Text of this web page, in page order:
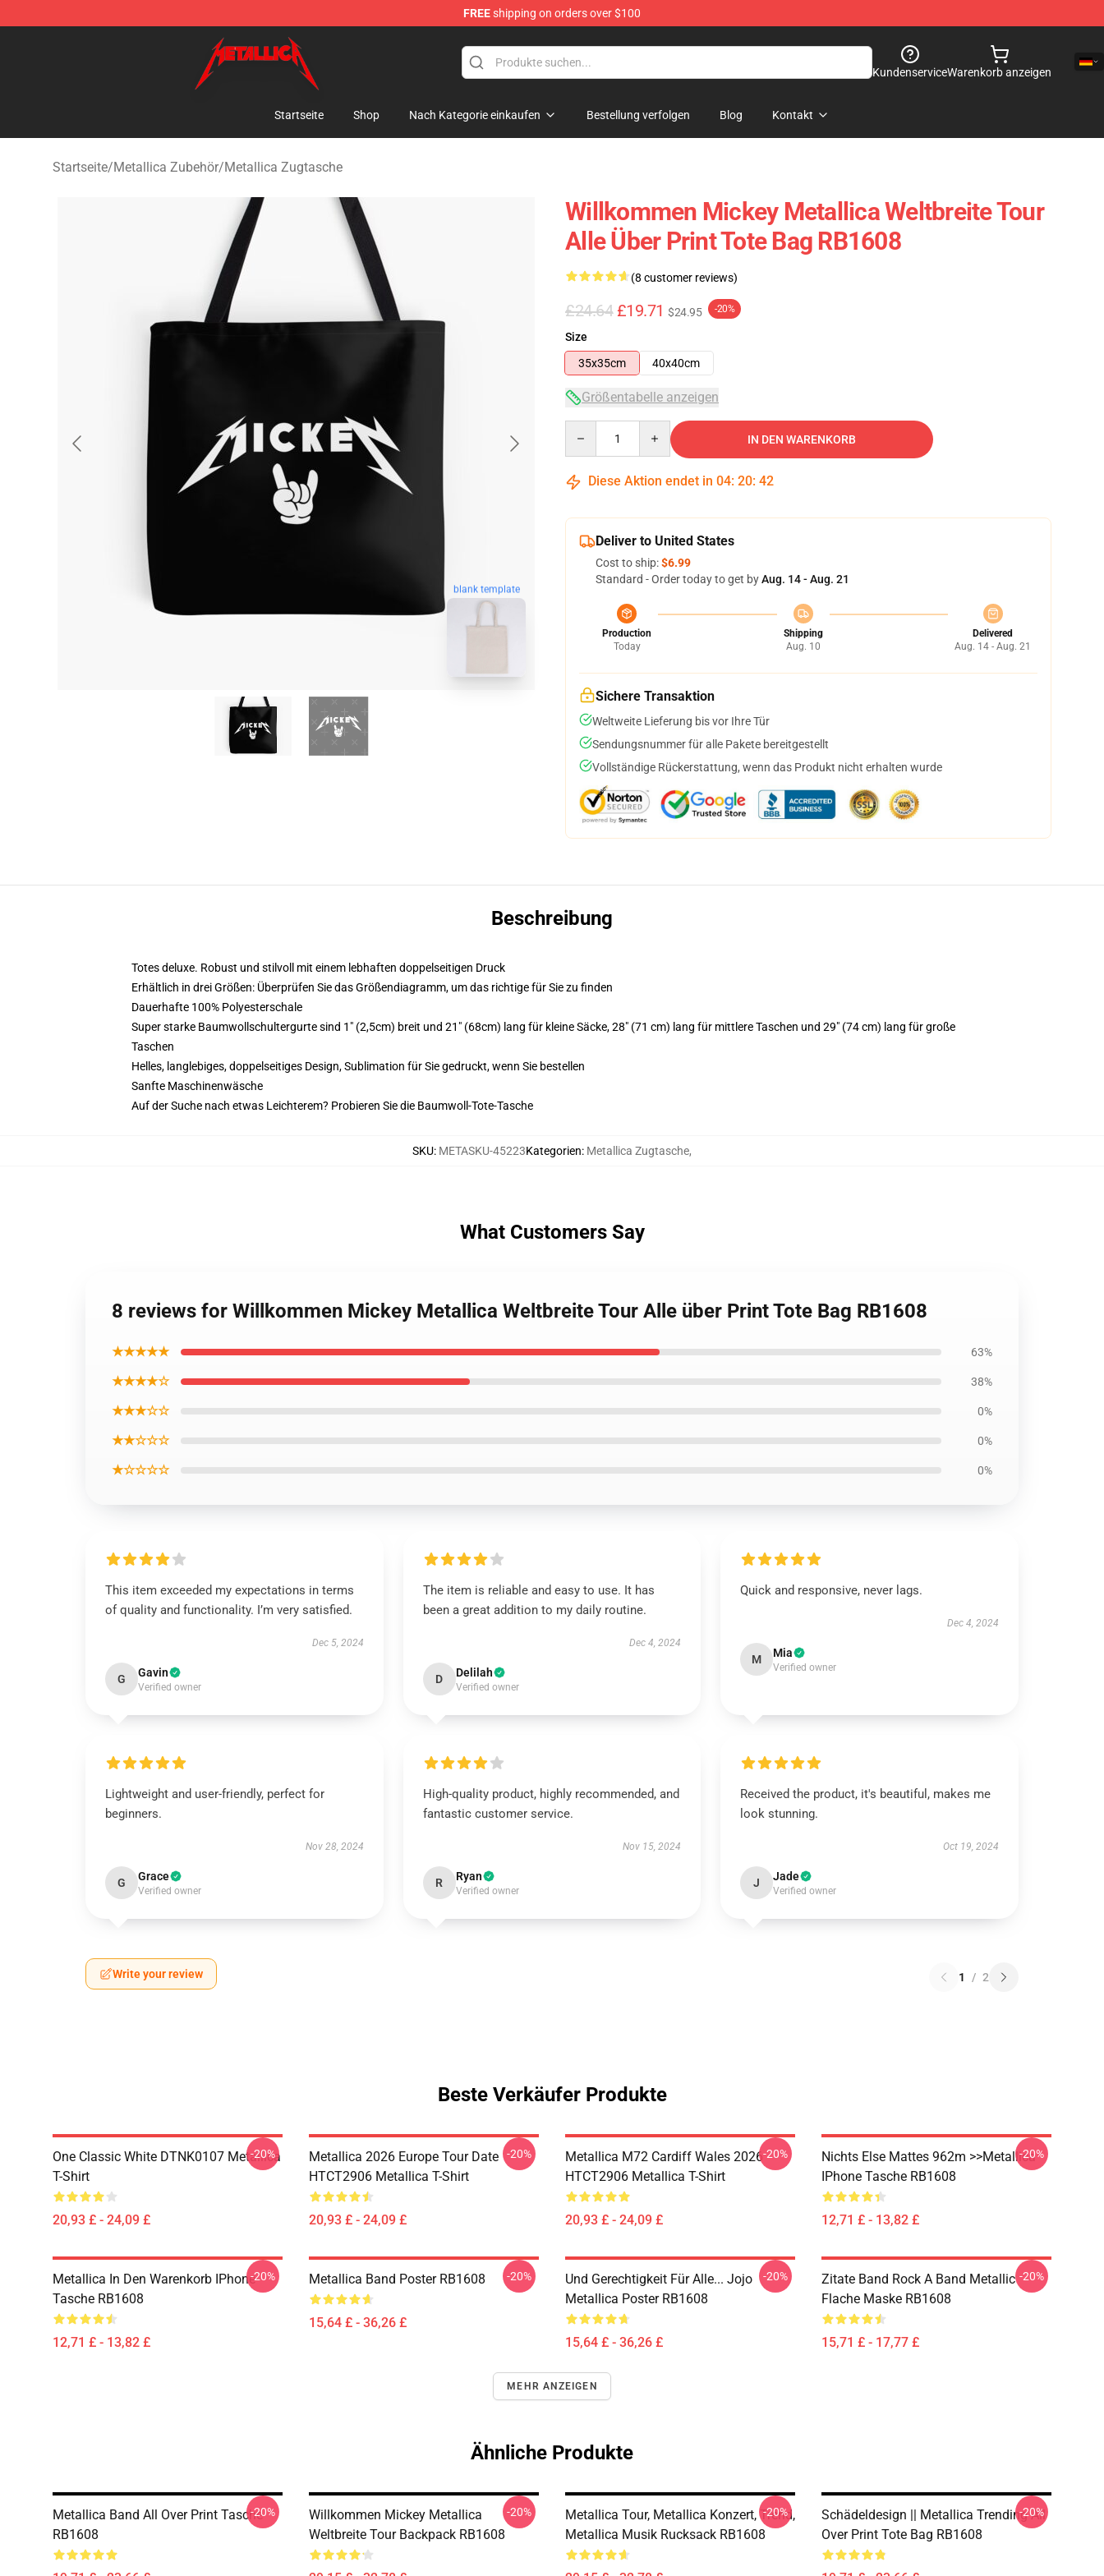
FREEshipping on orders over $100
Metallica Store - Official Metallica Merchandise Shop
KundenserviceWarenkorb anzeigen
Startseite Shop Nach Kategorie einkaufen Bestellung verfolgen Blog Kontakt
Startseite/Metallica Zubehör/Metallica Zugtasche
blank template
Willkommen Mickey Metallica Weltbreite Tour
Alle Über Print Tote Bag RB1608
(8 customer reviews)
£24.64 £19.71 $24.95 -20%
Size
35x35cm
40x40cm
Größentabelle anzeigen
IN DEN WARENKORB
Diese Aktion endet in 04: 20: 42
Deliver to United States
Cost to ship:$6.99
Standard - Order today to get byAug. 14 - Aug. 21
Production
Today
Shipping
Aug. 10
Delivered
Aug. 14 - Aug. 21
Sichere Transaktion
Weltweite Lieferung bis vor Ihre Tür
Sendungsnummer für alle Pakete bereitgestellt
Vollständige Rückerstattung, wenn das Produkt nicht erhalten wurde
Beschreibung
Totes deluxe. Robust und stilvoll mit einem lebhaften doppelseitigen Druck
Erhältlich in drei Größen: Überprüfen Sie das Größendiagramm, um das richtige für Sie zu finden
Dauerhafte 100% Polyesterschale
Super starke Baumwollschultergurte sind 1" (2,5cm) breit und 21" (68cm) lang für kleine Säcke, 28" (71 cm) lang für mittlere Taschen und 29" (74 cm) lang für große
Taschen
Helles, langlebiges, doppelseitiges Design, Sublimation für Sie gedruckt, wenn Sie bestellen
Sanfte Maschinenwäsche
Auf der Suche nach etwas Leichterem? Probieren Sie die Baumwoll-Tote-Tasche
SKU: METASKU-45223Kategorien: Metallica Zugtasche,
What Customers Say
8 reviews for Willkommen Mickey Metallica Weltbreite Tour Alle über Print Tote Bag RB1608
★★★★★ 63%
★★★★☆ 38%
★★★☆☆ 0%
★★☆☆☆ 0%
★☆☆☆☆ 0%
This item exceeded my expectations in terms
of quality and functionality. I’m very satisfied.
Dec 5, 2024
G Gavin
Verified owner
The item is reliable and easy to use. It has
been a great addition to my daily routine.
Dec 4, 2024
D Delilah
Verified owner
Quick and responsive, never lags.
Dec 4, 2024
M Mia
Verified owner
Lightweight and user-friendly, perfect for
beginners.
Nov 28, 2024
G Grace
Verified owner
High-quality product, highly recommended, and
fantastic customer service.
Nov 15, 2024
R Ryan
Verified owner
Received the product, it's beautiful, makes me
look stunning.
Oct 19, 2024
J Jade
Verified owner
Write your review 1 / 2
Beste Verkäufer Produkte
One Classic White DTNK0107 Metallica
T-Shirt
20,93 £ - 24,09 £
-20%
Metallica 2026 Europe Tour Date
HTCT2906 Metallica T-Shirt
20,93 £ - 24,09 £
-20%
Metallica M72 Cardiff Wales 2026
HTCT2906 Metallica T-Shirt
20,93 £ - 24,09 £
-20%
Nichts Else Mattes 962m >>metallica
IPhone Tasche RB1608
12,71 £ - 13,82 £
-20%
Metallica In Den Warenkorb IPhone
Tasche RB1608
12,71 £ - 13,82 £
-20% Metallica Band Poster RB1608
15,64 £ - 36,26 £
-20%
Und Gerechtigkeit Für Alle... Jojo
Metallica Poster RB1608
15,64 £ - 36,26 £
-20%
Zitate Band Rock A Band Metallic
Flache Maske RB1608
15,71 £ - 17,77 £
-20%
MEHR ANZEIGEN
Ähnliche Produkte
Metallica Band All Over Print Tasche
RB1608
-20%
Willkommen Mickey Metallica
Weltbreite Tour Backpack RB1608
-20%
Metallica Tour, Metallica Konzert, Trend,
Metallica Musik Rucksack RB1608
-20%
Schädeldesign || Metallica Trending All
Over Print Tote Bag RB1608
-20%